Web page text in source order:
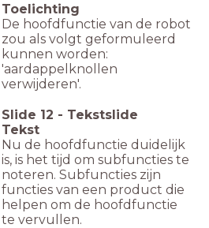
Toelichting
De hoofdfunctie van de robot
zou als volgt geformuleerd
kunnen worden:
'aardappelknollen
verwijderen'.
Slide 12 - Tekstslide
Tekst
Nu de hoofdfunctie duidelijk
is, is het tijd om subfuncties te
noteren. Subfuncties zijn
functies van een product die
helpen om de hoofdfunctie
te vervullen.